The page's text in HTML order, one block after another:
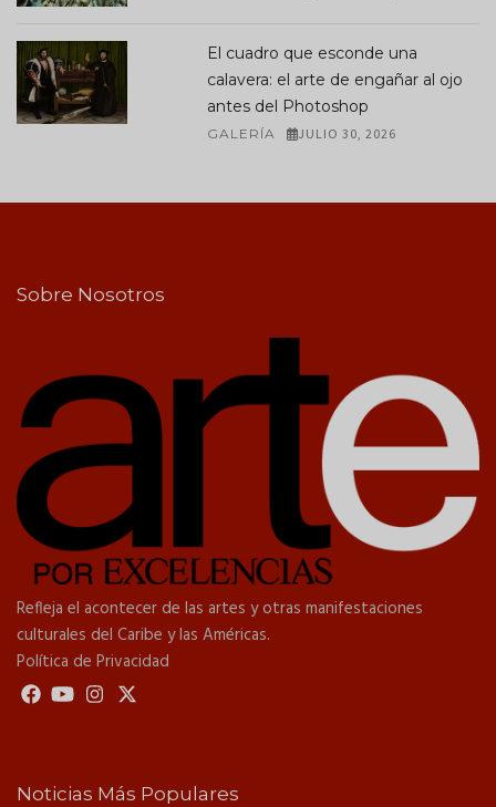
El cuadro que esconde una
calavera: el arte de engañar al ojo
antes del Photoshop
GALERÍA JULIO 30, 2026
Sobre Nosotros
Refleja el acontecer de las artes y otras manifestaciones
culturales del Caribe y las Américas.
Política de Privacidad
Noticias Más Populares